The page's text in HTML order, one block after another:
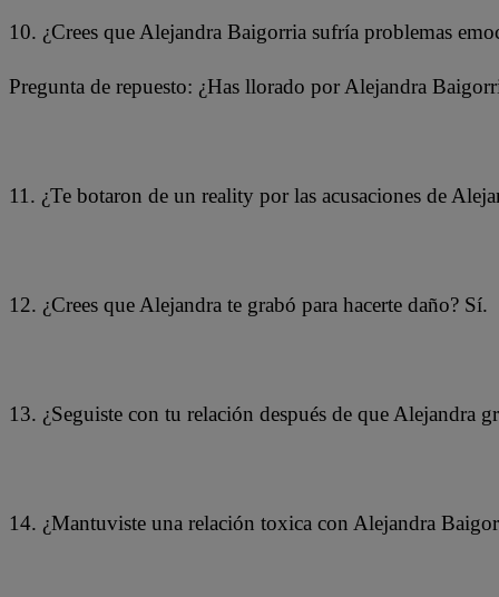
10. ¿Crees que Alejandra Baigorria sufría problemas
Pregunta de repuesto: ¿Has llorado por Alejandra
11. ¿Te botaron de un reality por las acusaciones de
12. ¿Crees que Alejandra te grabó para hacerte daño? Sí.
13. ¿Seguiste con tu relación después de que Alejandra
14. ¿Mantuviste una relación toxica con Alejandra